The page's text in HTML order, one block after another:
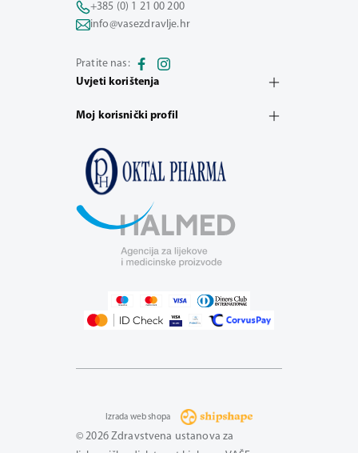
+385 (0) 1 21 00 200
info@vasezdravlje.hr
Pratite nas:
Uvjeti korištenja
Moj korisnički profil
© 2026 Zdravstvena ustanova za
Izrada web shopa